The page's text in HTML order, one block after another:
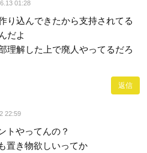
01:28
り込んできたから支持されてる
だよ
理解した上で廃人やってるだろ
返信
22:59
トやってんの？
置き物欲しいってか